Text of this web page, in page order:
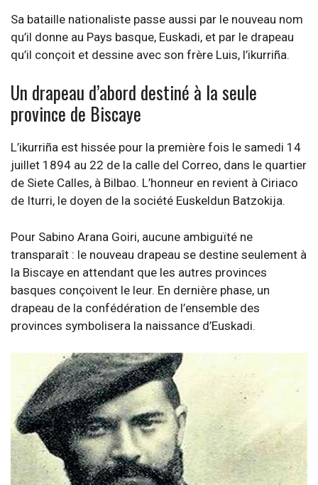
Sa bataille nationaliste passe aussi par le nouveau nom
qu’il donne au Pays basque, Euskadi, et par le drapeau
qu’il conçoit et dessine avec son frère Luis, l’ikurriña.
Un drapeau d’abord destiné à la seule
province de Biscaye
L’ikurriña est hissée pour la première fois le samedi 14
juillet 1894 au 22 de la calle del Correo, dans le quartier
de Siete Calles, à Bilbao. L’honneur en revient à Ciriaco
de Iturri, le doyen de la société Euskeldun Batzokija.
Pour Sabino Arana Goiri, aucune ambiguïté ne
transparaît : le nouveau drapeau se destine seulement à
la Biscaye en attendant que les autres provinces
basques conçoivent le leur. En dernière phase, un
drapeau de la confédération de l’ensemble des
provinces symbolisera la naissance d’Euskadi.